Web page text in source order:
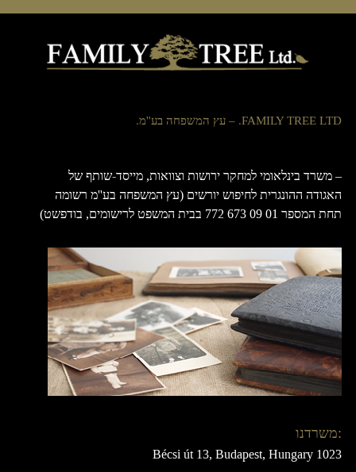
FAMILY TREE LTD. – עץ המשפחה בע''מ.
– משרד בינלאומי למחקר ירושות וצוואות, מייסד-שותף של
האגודה ההונגרית לחיפוש יורשים (עץ המשפחה בע''מ רשומה
תחת המספר 01 09 673 772 בבית המשפט לרישומים, בודפשט)
:משרדנו
Bécsi út 13, Budapest, Hungary 1023